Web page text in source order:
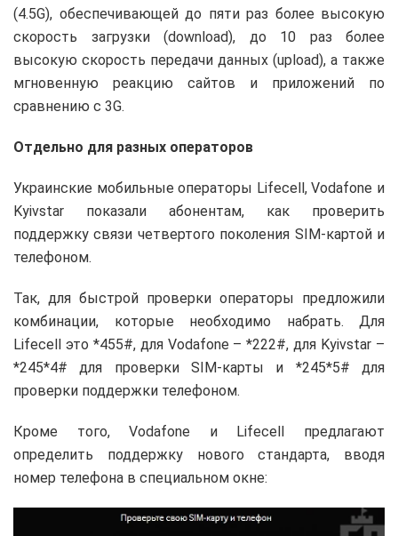
(4.5G), обеспечивающей до пяти раз более высокую
скорость загрузки (download), до 10 раз более
высокую скорость передачи данных (upload), а также
мгновенную реакцию сайтов и приложений по
сравнению с 3G.
Отдельно для разных операторов
Украинские мобильные операторы Lifecell, Vodafone и
Kyivstar показали абонентам, как проверить
поддержку связи четвертого поколения SIM-картой и
телефоном.
Так, для быстрой проверки операторы предложили
комбинации, которые необходимо набрать. Для
Lifecell это *455#, для Vodafone – *222#, для Kyivstar –
*245*4# для проверки SIM-карты и *245*5# для
проверки поддержки телефоном.
Кроме того, Vodafone и Lifecell предлагают
определить поддержку нового стандарта, вводя
номер телефона в специальном окне: